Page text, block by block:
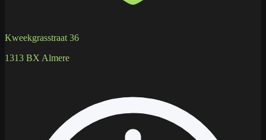
Kweekgrasstraat 36
1313 BX Almere